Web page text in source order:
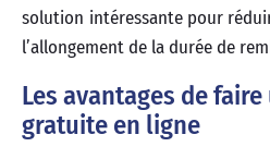
solution intéressante pour
l’allongement de la durée de
Les avantages de
gratuite en ligne